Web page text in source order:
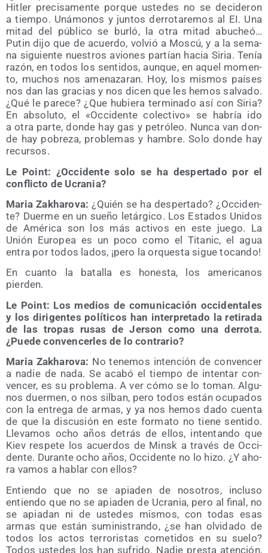
Hitler pre­ci­sa­men­te por­que uste­des no se deci­de­ron
a tiem­po. Uná­mo­nos y jun­tos derro­ta­re­mos al EI. Una
mitad del públi­co se bur­ló, la otra mitad abu­cheó…
Putin dijo que de acuer­do, vol­vió a Mos­cú, y a la sema­
na siguien­te nues­tros avio­nes par­tían hacia Siria. Tenía
razón, en todos los sen­ti­dos, aun­que, en aquel momen­
to, muchos nos ame­na­za­ran. Hoy, los mis­mos paí­ses
nos dan las gra­cias y nos dicen que les hemos sal­va­do.
¿Qué le pare­ce? ¿Que hubie­ra ter­mi­na­do así con Siria?
En abso­lu­to, el «Occi­den­te colec­ti­vo» se habría ido
a otra par­te, don­de hay gas y petró­leo. Nun­ca van don­
de hay pobre­za, pro­ble­mas y ham­bre. Solo don­de hay
recursos.
Le Point: ¿Occi­den­te solo se ha des­per­ta­do por el
con­flic­to de Ucrania?
Maria Zakha­ro­va: ¿Quién se ha des­per­ta­do? ¿Occi­den­
te? Duer­me en un sue­ño letár­gi­co. Los Esta­dos Uni­dos
de Amé­ri­ca son los más acti­vos en este jue­go. La
Unión Euro­pea es un poco como el Tita­nic, el agua
entra por todos lados, ¡pero la orques­ta sigue tocando!
En cuan­to la bata­lla es hones­ta, los ame­ri­ca­nos
pierden.
Le Point: Los medios de comu­ni­ca­ción occi­den­ta­les
y los diri­gen­tes polí­ti­cos han inter­pre­ta­do la reti­ra­da
de las tro­pas rusas de Jer­son como una derro­ta.
¿Pue­de con­ven­cer­les de lo contrario?
Maria Zakha­ro­va: No tene­mos inten­ción de con­ven­cer
a nadie de nada. Se aca­bó el tiem­po de inten­tar con­
ven­cer, es su pro­ble­ma. A ver cómo se lo toman. Algu­
nos duer­men, o nos sil­ban, pero todos están ocu­pa­dos
con la entre­ga de armas, y ya nos hemos dado cuen­ta
de que la dis­cu­sión en este for­ma­to no tie­ne sen­ti­do.
Lle­va­mos ocho años detrás de ellos, inten­tan­do que
Kiev res­pe­te los acuer­dos de Minsk a tra­vés de Occi­
den­te. Duran­te ocho años, Occi­den­te no lo hizo. ¿Y aho­
ra vamos a hablar con ellos?
Entien­do que no se apia­den de noso­tros, inclu­so
entien­do que no se apia­den de Ucra­nia, pero al final, no
se apia­dan ni de uste­des mis­mos, con todas esas
armas que están sumi­nis­tran­do, ¿se han olvi­da­do de
todos los actos terro­ris­tas come­ti­dos en su sue­lo?
Todos uste­des los han sufri­do. Nadie pres­ta aten­ción,